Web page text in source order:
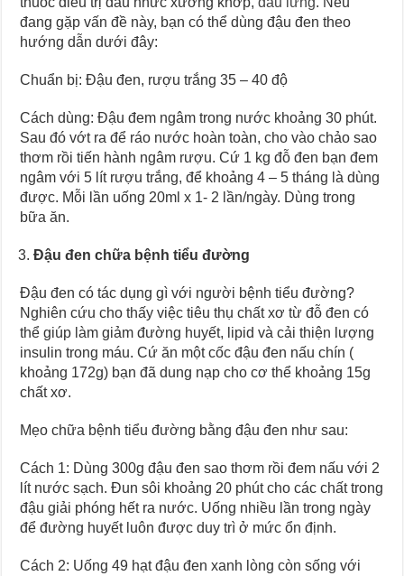
đang gặp vấn đề này, bạn có thể dùng đậu đen theo
hướng dẫn dưới đây:
Chuẩn bị: Đậu đen, rượu trắng 35 – 40 độ
Cách dùng: Đậu đem ngâm trong nước khoảng 30 phút.
Sau đó vớt ra để ráo nước hoàn toàn, cho vào chảo sao
thơm rồi tiến hành ngâm rượu. Cứ 1 kg đỗ đen bạn đem
ngâm với 5 lít rượu trắng, để khoảng 4 – 5 tháng là dùng
được. Mỗi lần uống 20ml x 1- 2 lần/ngày. Dùng trong
bữa ăn.
Đậu đen chữa bệnh tiểu đường
Đậu đen có tác dụng gì với người bệnh tiểu đường?
Nghiên cứu cho thấy việc tiêu thụ chất xơ từ đỗ đen có
thể giúp làm giảm đường huyết, lipid và cải thiện lượng
insulin trong máu. Cứ ăn một cốc đậu đen nấu chín (
khoảng 172g) bạn đã dung nạp cho cơ thể khoảng 15g
chất xơ.
Mẹo chữa bệnh tiểu đường bằng đậu đen như sau:
Cách 1: Dùng 300g đậu đen sao thơm rồi đem nấu với 2
lít nước sạch. Đun sôi khoảng 20 phút cho các chất trong
đậu giải phóng hết ra nước. Uống nhiều lần trong ngày
để đường huyết luôn được duy trì ở mức ổn định.
Cách 2: Uống 49 hạt đậu đen xanh lòng còn sống với